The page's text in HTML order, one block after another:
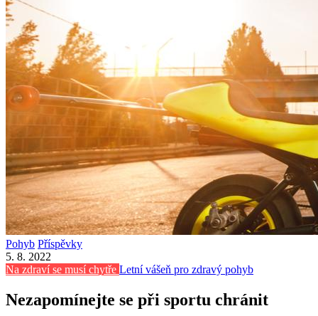
Pohyb Příspěvky
5. 8. 2022
Na zdraví se musí chytře Letní vášeň pro zdravý pohyb
Nezapomínejte se při sportu chránit